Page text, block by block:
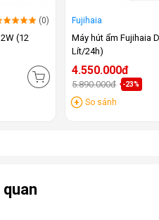
(0)
(12
Fujihaia
Máy hút ẩm Fujihaia
Lít/24h)
4.550.000đ
5.890.000đ -23%
So sánh